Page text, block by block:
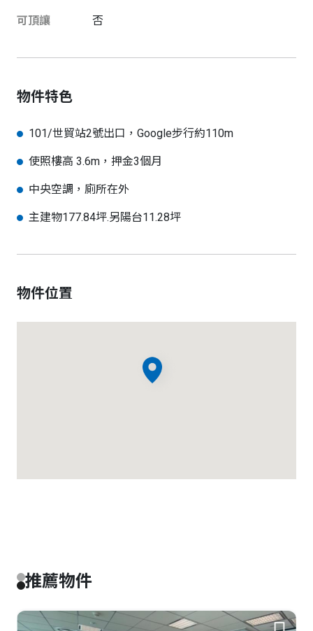
可頂讓 否
物件特色
101/世貿站2號出口，Google步行約110m
使照樓高 3.6m，押金3個月
中央空調，廁所在外
主建物177.84坪.另陽台11.28坪
物件位置
推薦物件